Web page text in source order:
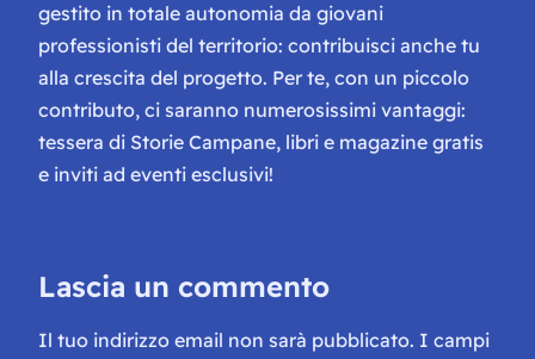
gestito in totale autonomia da giovani
professionisti del territorio: contribuisci anche tu
alla crescita del progetto. Per te, con un piccolo
contributo, ci saranno numerosissimi vantaggi:
tessera di Storie Campane, libri e magazine gratis
e inviti ad eventi esclusivi!
Lascia un commento
Il tuo indirizzo email non sarà pubblicato. I campi